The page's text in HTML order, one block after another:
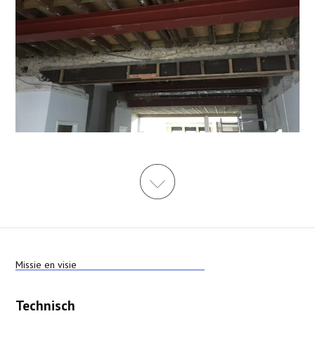
Missie en visie
Technisch